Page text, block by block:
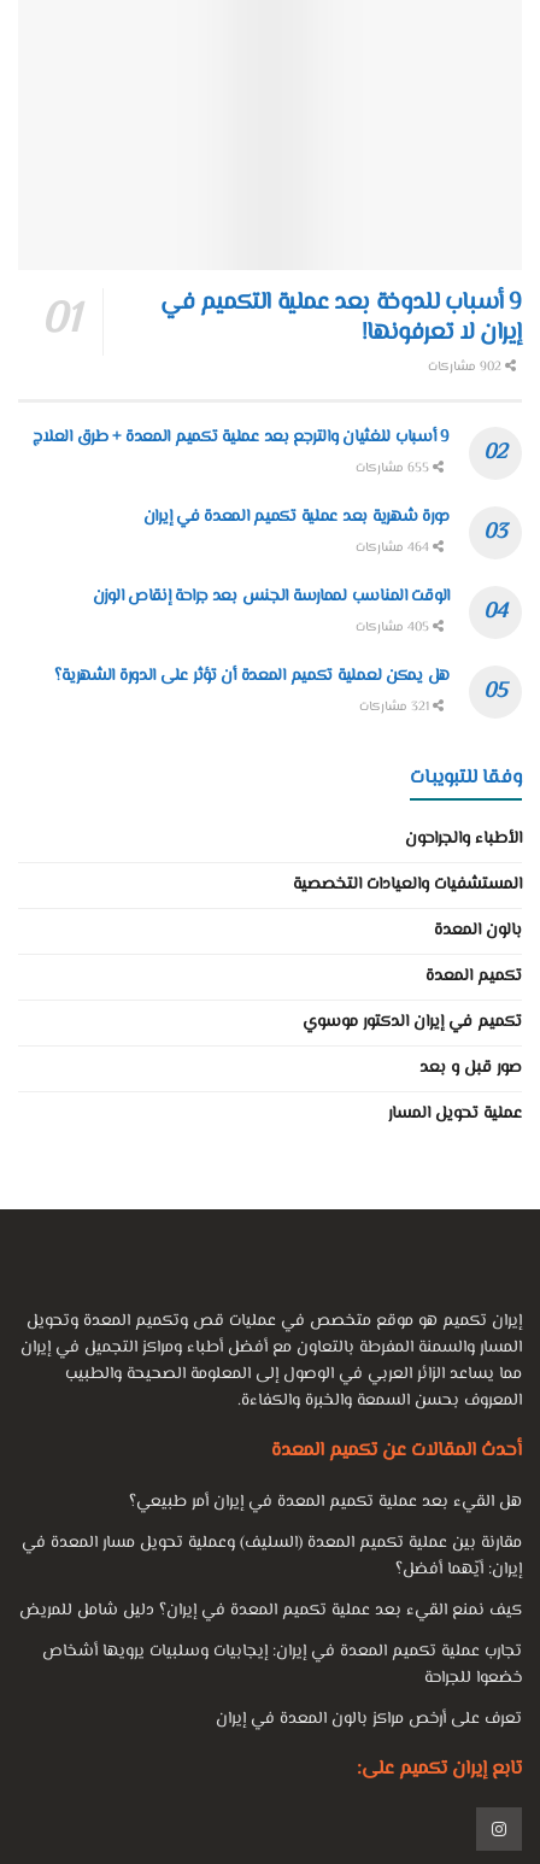
9 أسباب للدوخة بعد عملية التكميم في
إيران لا تعرفونها!
9 أسباب للغثيان والترجع بعد عملية تكميم المعدة + طرق العلاج
دورة شهرية بعد عملية تكميم المعدة في إيران
الوقت المناسب لممارسة الجنس بعد جراحة إنقاص الوزن
هل يمكن لعملية تكميم المعدة أن تؤثر على الدورة الشهرية؟
وفقا للتبويبات
الأطباء والجراحون
المستشفيات والعيادات التخصصية
بالون المعدة
تكميم المعدة
تكميم في إيران الدكتور موسوي
صور قبل و بعد
عملية تحويل المسار
إيران تكميم هو موقع متخصص في عمليات قص وتكميم المعدة وتحويل
المسار والسمنة المفرطة بالتعاون مع أفضل أطباء ومراكز التجميل في إيران
مما يساعد الزائر العربي في الوصول إلى المعلومة الصحيحة والطبيب
المعروف بحسن السمعة والخبرة والكفاءة.
أحدث المقالات عن تكميم المعدة
هل القيء بعد عملية تكميم المعدة في إيران أمر طبيعي؟
مقارنة بين عملية تكميم المعدة (السليف) وعملية تحويل مسار المعدة في
إيران: أيّهما أفضل؟
كيف نمنع القيء بعد عملية تكميم المعدة في إيران؟ دليل شامل للمريض
تجارب عملية تكميم المعدة في إيران: إيجابيات وسلبيات يرويها أشخاص
خضعوا للجراحة
تعرف على أرخص مراكز بالون المعدة في إيران
تابع إيران تكميم على: